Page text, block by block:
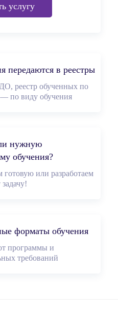
услугу
передаются в реестры
реестр обученных по
по виду обучения
нужную
обучения?
готовую или разработаем
форматы обучения
программы и
требований